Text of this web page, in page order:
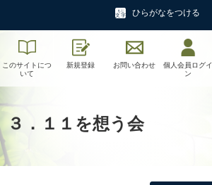
ひらがなをつける
このサイトにつ
いて
新規登録 お問い合わせ
個人会員ログイ
ン
３．１１を想う会